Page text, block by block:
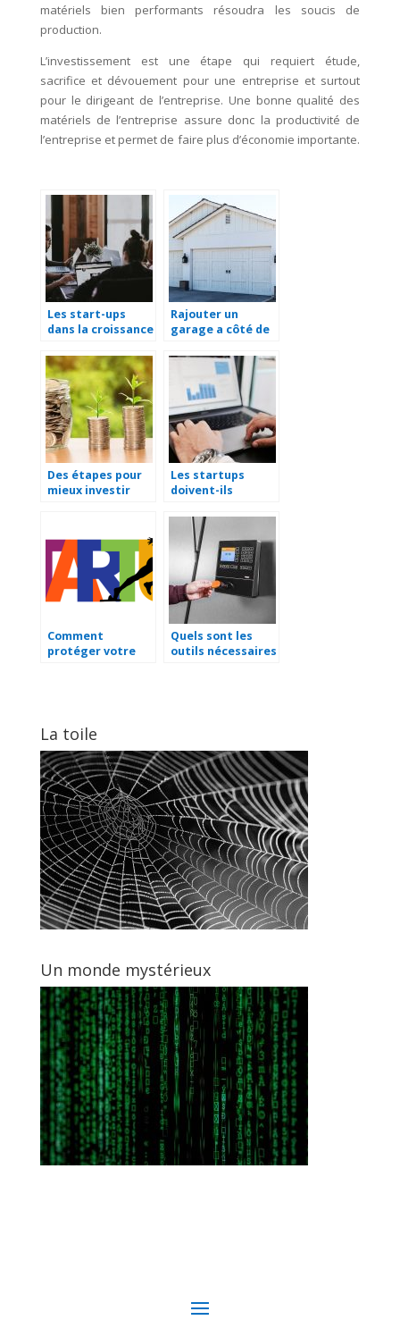
matériels bien performants résoudra les soucis de
production.
L’investissement est une étape qui requiert étude,
sacrifice et dévouement pour une entreprise et surtout
pour le dirigeant de l’entreprise. Une bonne qualité des
matériels de l’entreprise assure donc la productivité de
l’entreprise et permet de faire plus d’économie importante.
Les start-ups
dans la croissance
nation
Rajouter un
garage a côté de
Des étapes pour
mieux investir
Les startups
doivent-ils
logiciels de CRM ?
Comment
protéger votre
Quels sont les
outils nécessaires
La toile
Un monde mystérieux